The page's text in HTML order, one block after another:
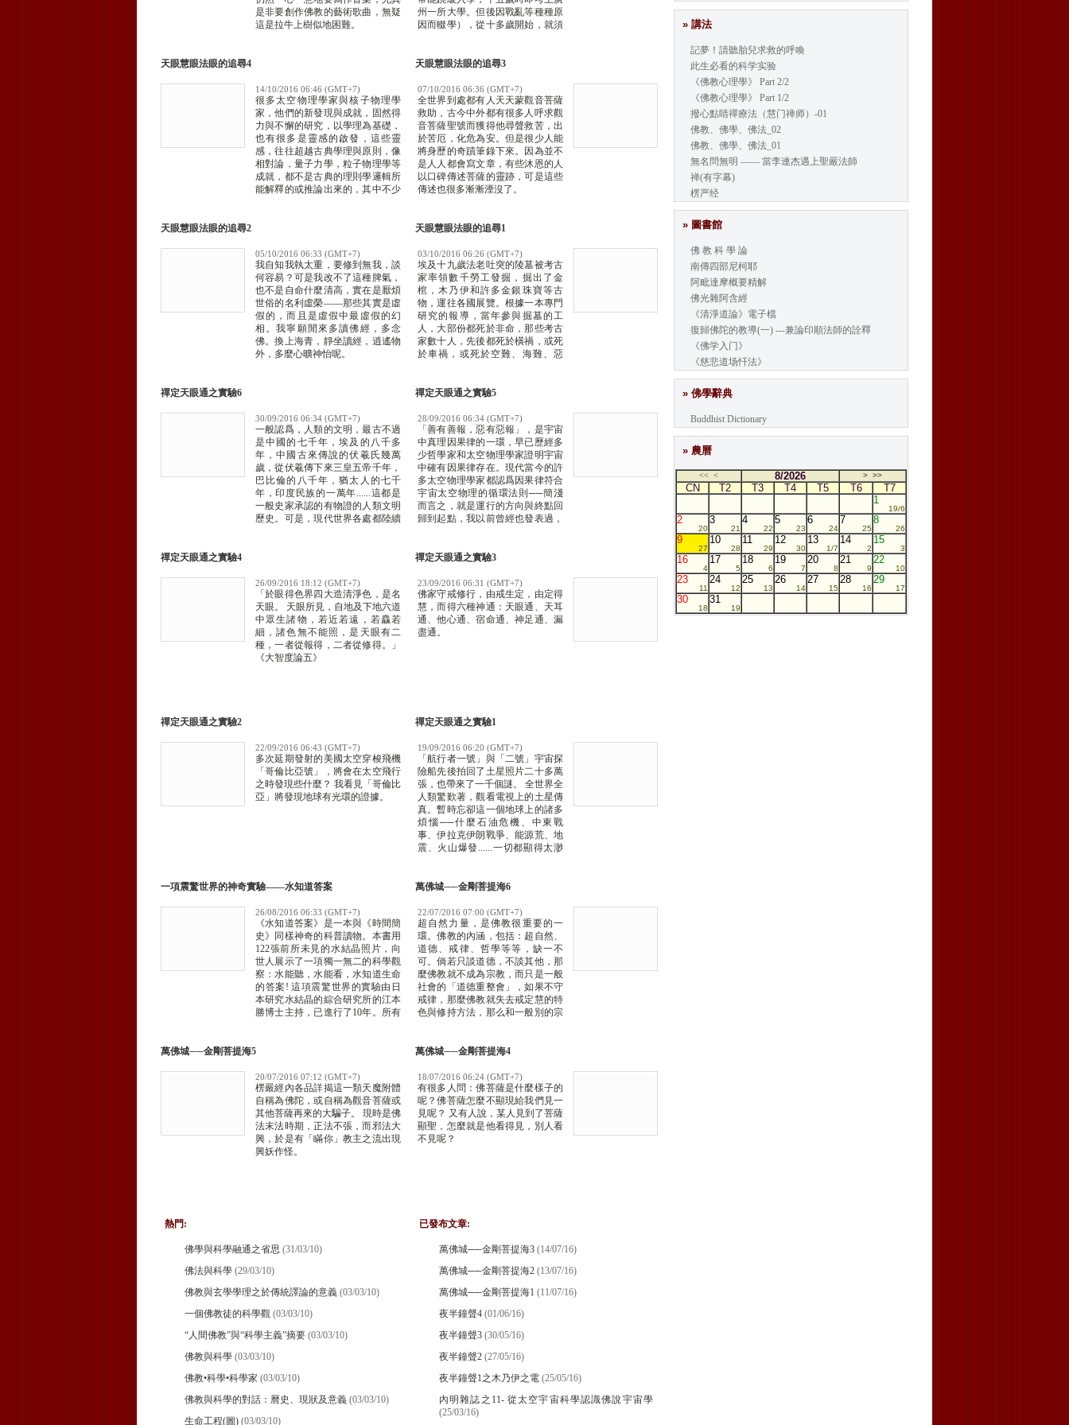
是非要創作佛教的藝術歌曲，無疑
這是拉牛上樹似地困難。
州一所大學。但後因戰亂等種種原
因而輟學），從十多歲開始，就須
天眼慧眼法眼的追尋4
14/10/2016 06:46 (GMT+7)
很多太空物理學家與核子物理學
家，他們的新發現與成就，固然得
力與不懈的研究，以學理為基礎，
也有很多是靈感的啟發，這些靈
感，往往超越古典學理與原則，像
相對論，量子力學，粒子物理學等
成就，都不是古典的理則學邏輯所
能解釋的或推論出來的，其中不少
天眼慧眼法眼的追尋3
07/10/2016 06:36 (GMT+7)
全世界到處都有人天天蒙觀音菩薩
救助，古今中外都有很多人呼求觀
音菩薩聖號而獲得他尋聲救苦，出
於苦厄，化危為安。但是很少人能
將身歷的奇蹟筆錄下來。因為並不
是人人都會寫文章，有些沐恩的人
以口碑傳述菩薩的靈跡，可是這些
傳述也很多漸漸湮沒了。
天眼慧眼法眼的追尋2
05/10/2016 06:33 (GMT+7)
我自知我執太重，要修到無我，談
何容易？可是我改不了這種脾氣，
也不是自命什麼清高，實在是厭煩
世俗的名利虛榮——那些其實是虛
假的，而且是虛假中最虛假的幻
相。我寧願閒來多讀佛經，多念
佛。換上海青，靜坐讀經，逍遙物
外，多麼心曠神怡呢。
天眼慧眼法眼的追尋1
03/10/2016 06:26 (GMT+7)
埃及十九歲法老吐突的陵墓被考古
家率領數千勞工發掘，掘出了金
棺，木乃伊和許多金銀珠寶等古
物，運往各國展覽。根據一本專門
研究的報導，當年參與掘墓的工
人，大部份都死於非命，那些考古
家數十人，先後都死於橫禍，或死
於車禍，或死於空難、海難、惡
《吐突王的咒詛》（The Curses of
構。
禪定天眼通之實驗6
30/09/2016 06:34 (GMT+7)
一般認爲，人類的文明，最古不過
是中國的七千年，埃及的八千多
年，中國古來傳說的伏羲氏幾萬
歲，從伏羲傳下來三皇五帝千年，
巴比倫的八千年，猶太人的七千
年，印度民族的一萬年......這都是
一般史家承認的有物證的人類文明
歷史。可是，現代世界各處都陸續
禪定天眼通之實驗5
28/09/2016 06:34 (GMT+7)
「善有善報，惡有惡報」，是宇宙
中真理因果律的一環，早已歷經多
少哲學家和太空物理學家證明宇宙
中確有因果律存在。現代當今的許
多太空物理學家都認爲因果律符合
宇宙太空物理的循環法則──簡淺
而言之，就是運行的方向與終點回
歸到起點，我以前曾經也發表過，
禪定天眼通之實驗4
26/09/2016 18:12 (GMT+7)
「於眼得色界四大造清淨色，是名
天眼。 天眼所見，自地及下地六道
中眾生諸物，若近若遠，若麤若
細，諸色無不能照，是天眼有二
種，一者從報得，二者從修得。」
《大智度論五》
禪定天眼通之實驗3
23/09/2016 06:31 (GMT+7)
佛家守戒修行，由戒生定，由定得
慧，而得六種神通：天眼通、天耳
通、他心通、宿命通、神足通、漏
盡通。
禪定天眼通之實驗2
22/09/2016 06:43 (GMT+7)
多次延期發射的美國太空穿梭飛機
「哥倫比亞號」，將會在太空飛行
之時發現些什麼？ 我看見「哥倫比
亞」將發現地球有光環的證據。
禪定天眼通之實驗1
19/09/2016 06:20 (GMT+7)
「航行者一號」與「二號」宇宙探
險船先後拍回了土星照片二十多萬
張，也帶來了一千個謎。 全世界全
人類驚歎著，觀看電視上的土星傳
真。暫時忘卻這一個地球上的諸多
煩惱──什麼石油危機、中東戰
事、伊拉克伊朗戰爭、能源荒、地
震、火山爆發......一切都顯得太渺
一項震驚世界的神奇實驗——水知道答案
26/08/2016 06:33 (GMT+7)
《水知道答案》是一本與《時間簡
史》同樣神奇的科普讀物。本書用
122張前所未見的水結晶照片，向
世人展示了一項獨一無二的科學觀
察：水能聽，水能看，水知道生命
的答案! 這項震驚世界的實驗由日
本研究水結晶的綜合研究所的江本
勝博士主持，已進行了10年。所有
方式拍攝而成。
萬佛城──金剛菩提海6
22/07/2016 07:00 (GMT+7)
超自然力量，是佛教很重要的一
環。佛教的內涵，包括：超自然、
道德、戒律、哲學等等，缺一不
可。倘若只談道德，不談其他，那
麼佛教就不成為宗教，而只是一般
社會的「道德重整會」，如果不守
戒律，那麼佛教就失去戒定慧的特
色與修持方法，那么和一般別的宗
萬佛城──金剛菩提海5
20/07/2016 07:12 (GMT+7)
楞嚴經內各品詳揭這一類天魔附體
自稱為佛陀，或自稱為觀音菩薩或
其他菩薩再來的大騙子。 現時是佛
法末法時期，正法不張，而邪法大
興，於是有「瞞你」教主之流出現
興妖作怪。
萬佛城──金剛菩提海4
18/07/2016 06:24 (GMT+7)
有很多人問：佛菩薩是什麼樣子的
呢？佛菩薩怎麼不顯現給我們見一
見呢？ 又有人說，某人見到了菩薩
顯聖，怎麼就是他看得見，別人看
不見呢？
熱門:
佛學與科學融通之省思 (31/03/10)
佛法與科學 (29/03/10)
佛教與玄學學理之於傳統譯論的意義 (03/03/10)
一個佛教徒的科學觀 (03/03/10)
“人間佛教”與“科學主義”摘要 (03/03/10)
佛教與科學 (03/03/10)
佛教•科學•科學家 (03/03/10)
佛教與科學的對話：曆史、現狀及意義 (03/03/10)
生命工程(圖) (03/03/10)
已發布文章:
萬佛城──金剛菩提海3 (14/07/16)
萬佛城──金剛菩提海2 (13/07/16)
萬佛城──金剛菩提海1 (11/07/16)
夜半鐘聲4 (01/06/16)
夜半鐘聲3 (30/05/16)
夜半鐘聲2 (27/05/16)
夜半鐘聲1之木乃伊之電 (25/05/16)
內明雜誌之11- 從太空宇宙科學認識佛說宇宙學
(25/03/16)
» 講法
記夢！請聽胎兒求救的呼喚
此生必看的科学实验
《佛教心理學》 Part 2/2
《佛教心理學》 Part 1/2
撥心點睛禪療法（慧门禅师）-01
佛教、佛學、佛法_02
佛教、佛學、佛法_01
無名問無明 —— 當李連杰遇上聖嚴法師
禅(有字幕)
楞严经
» 圖書館
佛 教 科 學 論
南傳四部尼柯耶
阿毗達摩概要精解
佛光雜阿含經
《清淨道論》電子檔
復歸佛陀的教導(一) ---兼論印順法師的詮釋
《佛学入门》
《慈悲道场忏法》
» 佛學辭典
Buddhist Dictionary
» 農曆
<< < 8/2026 > >>
CN T2 T3 T4 T5 T6
T7
1
19/6
2
20
3
21
4
22
5
23
6
24
7
25
8
26
9
27
10
28
11
29
12
30
13
1/7
14
2
15
3
16
4
17
5
18
6
19
7
20
8
21
9
22
10
23
11
24
12
25
13
26
14
27
15
28
16
29
17
30
18
31
19